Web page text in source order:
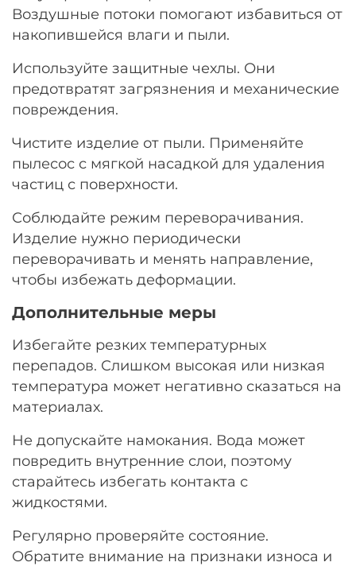
Воздушные потоки помогают избавиться от
накопившейся влаги и пыли.
Используйте защитные чехлы. Они
предотвратят загрязнения и механические
повреждения.
Чистите изделие от пыли. Применяйте
пылесос с мягкой насадкой для удаления
частиц с поверхности.
Соблюдайте режим переворачивания.
Изделие нужно периодически
переворачивать и менять направление,
чтобы избежать деформации.
Дополнительные меры
Избегайте резких температурных
перепадов. Слишком высокая или низкая
температура может негативно сказаться на
материалах.
Не допускайте намокания. Вода может
повредить внутренние слои, поэтому
старайтесь избегать контакта с
жидкостями.
Регулярно проверяйте состояние.
Обратите внимание на признаки износа и